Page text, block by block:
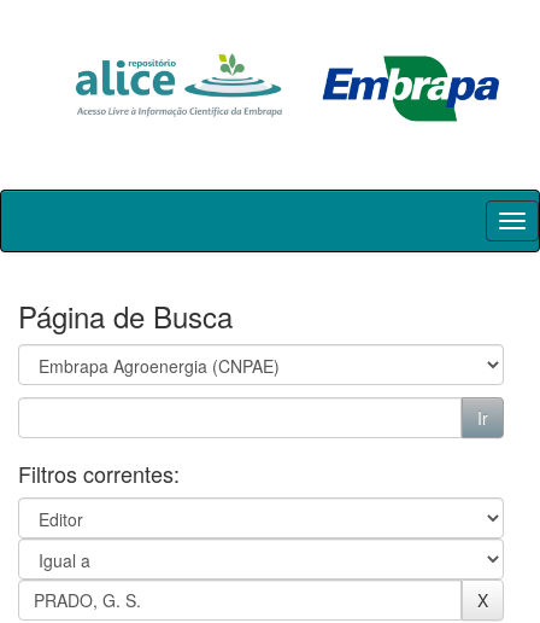
Skip
Página de Busca
Filtros correntes: